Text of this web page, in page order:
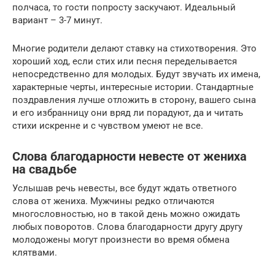
полчаса, то гости попросту заскучают. Идеальный
вариант – 3-7 минут.
Многие родители делают ставку на стихотворения. Это
хороший ход, если стих или песня переделывается
непосредственно для молодых. Будут звучать их имена,
характерные черты, интересные истории. Стандартные
поздравления лучше отложить в сторону, вашего сына
и его избранницу они вряд ли порадуют, да и читать
стихи искренне и с чувством умеют не все.
Слова благодарности невесте от жениха
на свадьбе
Услышав речь невесты, все будут ждать ответного
слова от жениха. Мужчины редко отличаются
многословностью, но в такой день можно ожидать
любых поворотов. Слова благодарности другу другу
молодожены могут произнести во время обмена
клятвами.